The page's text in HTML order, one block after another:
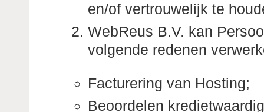
en/of vertrouwelijk te
WebReus B.V. kan
volgende redenen
Facturering van Hosting;
Beoordelen